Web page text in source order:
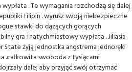
. Te wymagania rozchodzą się dalej
Filipin . wyrusz swoją niebezpieczne
stawki do dążących gorących
gra i natychmiastowy wypłata . Jiliasia
State żyją jednostka angstrema jednoręki
.całkowita swoboda z tysiącami
dalej aby przyjąć swój otrzymać